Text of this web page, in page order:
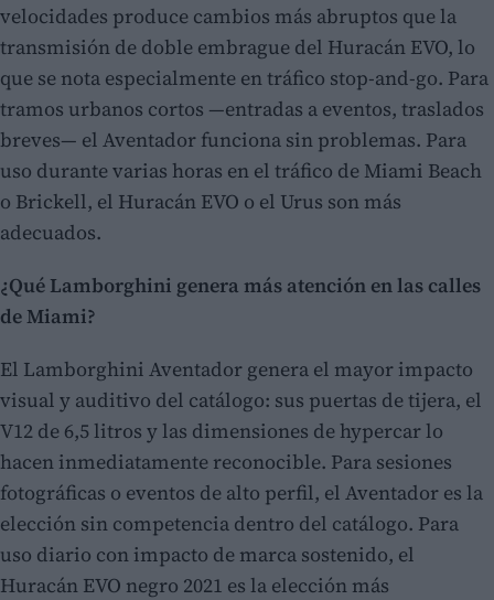
velocidades produce cambios más abruptos que la
transmisión de doble embrague del Huracán EVO, lo
que se nota especialmente en tráfico stop-and-go. Para
tramos urbanos cortos —entradas a eventos, traslados
breves— el Aventador funciona sin problemas. Para
uso durante varias horas en el tráfico de Miami Beach
o Brickell, el Huracán EVO o el Urus son más
adecuados.
¿Qué Lamborghini genera más atención en las calles
de Miami?
El Lamborghini Aventador genera el mayor impacto
visual y auditivo del catálogo: sus puertas de tijera, el
V12 de 6,5 litros y las dimensiones de hypercar lo
hacen inmediatamente reconocible. Para sesiones
fotográficas o eventos de alto perfil, el Aventador es la
elección sin competencia dentro del catálogo. Para
uso diario con impacto de marca sostenido, el
Huracán EVO negro 2021 es la elección más